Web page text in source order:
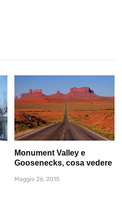
Monument Valley e
Goosenecks, cosa vedere
Maggio 26, 2015